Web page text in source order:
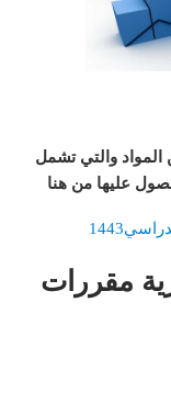
والتي تشمل
عليها من هنا
مقررات